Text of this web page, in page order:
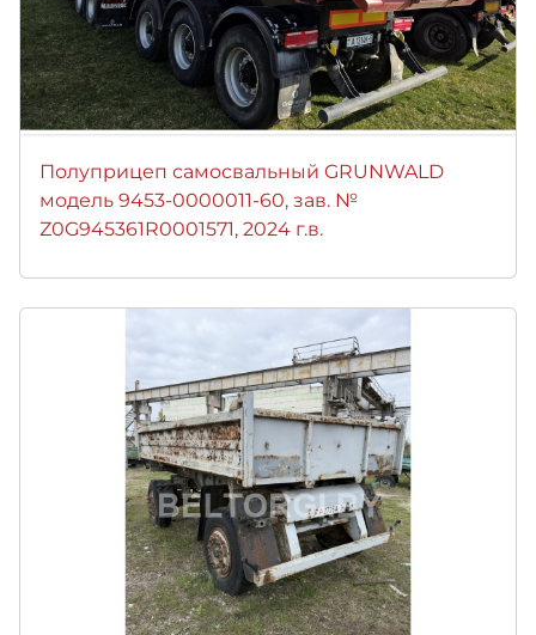
Полуприцеп самосвальный GRUNWALD
модель 9453-0000011-60, зав. №
Z0G945361R0001571, 2024 г.в.